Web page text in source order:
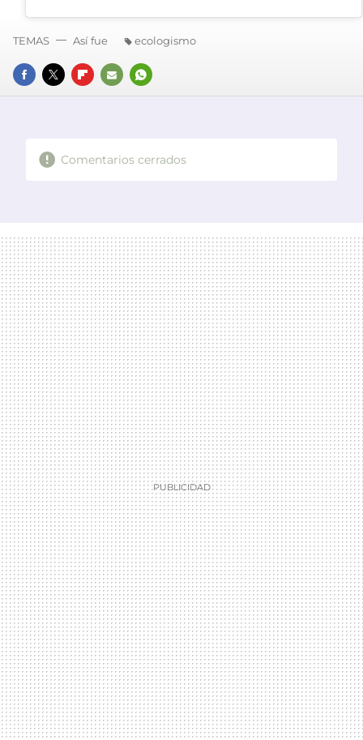
FACEBOOK
TWITTERFLIPBOARD
E-
WHATSAPP
TEMAS Así fue ecologismo
Comentarios cerrados